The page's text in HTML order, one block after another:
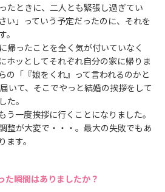
たときに、二人とも緊張し過ぎてい
い」っていう予定だったのに、それを
帰ったことを全く気が付いていなく
ホッとしてそれぞれ自分の家に帰りま
の「『娘をくれ』って言われるのかと
いて、そこでやっと結婚の挨拶をして
た。
う一度挨拶に行くことになりました。
整が大変で・・・。最大の失敗でもあ
す。
た瞬間はありましたか？